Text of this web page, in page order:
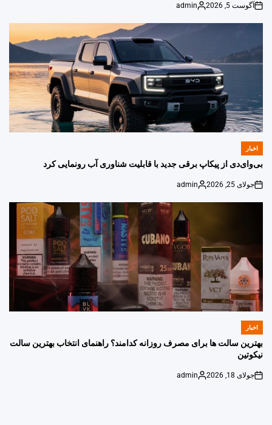
on
آگوست 5, 2026
Posted
admin
POSTED
اخبار
بی‌وای‌دی از پیکاپ برقی جدید با قابلیت شناوری آب رونمایی کرد
on
جولای 25, 2026
Posted
admin
POSTED
اخبار
بهترین سالت ها برای مصرف روزانه کدامند؟ راهنمای انتخاب بهترین سالت
نیکوتین
on
جولای 18, 2026
Posted
admin